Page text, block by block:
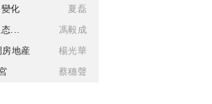
化
夏磊
...
馮毅成
地産
楊光華
蔡穗聲